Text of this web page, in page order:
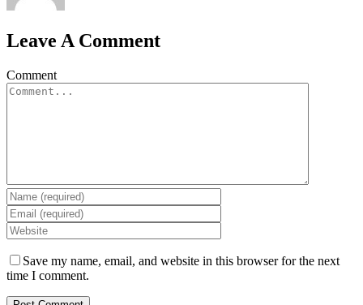
Leave A Comment
Comment
Save my name, email, and website in this browser for the next
time I comment.